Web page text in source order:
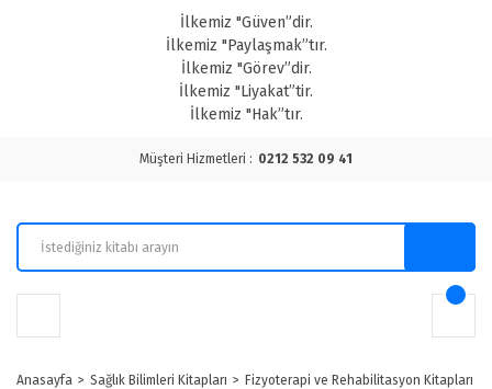
İlkemiz "Güven”dir.
İlkemiz "Paylaşmak”tır.
İlkemiz "Görev”dir.
İlkemiz "Liyakat”tir.
İlkemiz "Hak”tır.
Müşteri Hizmetleri : 0212 532 09 41
Anasayfa Sağlık Bilimleri Kitapları Fizyoterapi ve Rehabilitasyon Kitapları